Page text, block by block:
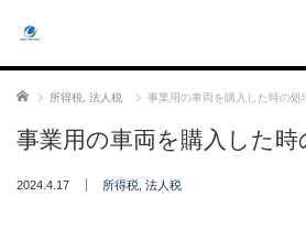
ホーム 所得税 法人税 事業用の車両を購入した時の処
事業用の車両を購入した時
2024.4.17 所得税 法人税